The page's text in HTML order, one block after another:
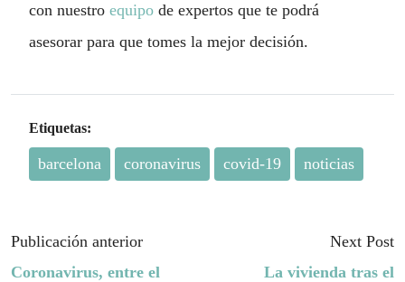
con nuestro equipo de expertos que te podrá
asesorar para que tomes la mejor decisión.
Etiquetas:
barcelona coronavirus covid-19 noticias
Publicación anterior
Coronavirus, entre el
Next Post
La vivienda tras el